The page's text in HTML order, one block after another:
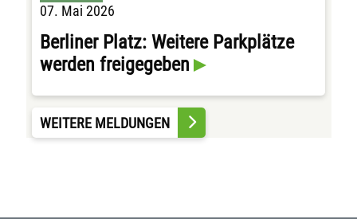
07. Mai 2026
Berliner Platz: Weitere Parkplätze
werden freigegeben
WEITERE MELDUNGEN